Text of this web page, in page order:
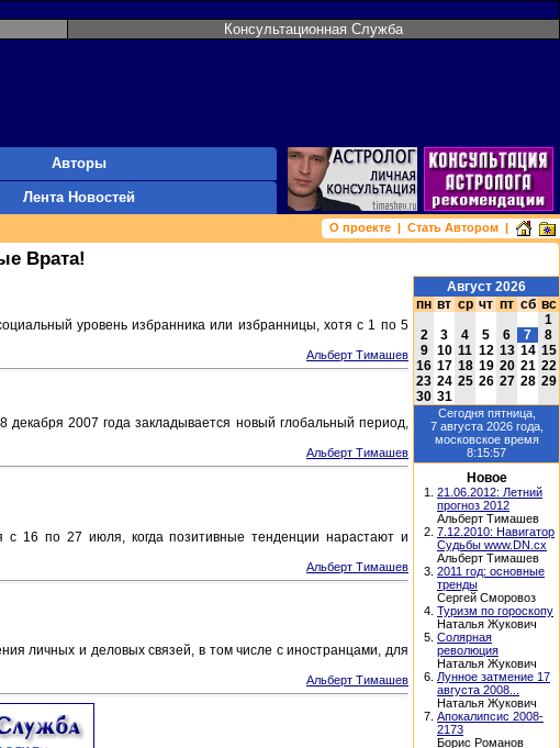
Консультационная Служба
Авторы
Лента Новостей
О проекте | Стать Автором |
Врата!
уровень избранника или избранницы, хотя с 1 по 5
Альберт Тимашев
2007 года закладывается новый глобальный период,
Альберт Тимашев
16 по 27 июля, когда позитивные тенденции нарастают и
Альберт Тимашев
личных и деловых связей, в том числе с иностранцами, для
Альберт Тимашев
Август 2026
пн вт ср чт пт сб вс
1
2
3 4 5 6 7
8
9
10 11 12 13 14 15
16 17 18 19 20 21 22
23 24 25 26 27 28 29
30 31
Сегодня пятница,
7 августа 2026года,
московское время
8:15:57
Новое
1. 21.06.2012: Летний
прогноз 2012
Альберт Тимашев
2. 7.12.2010: Навигатор
Судьбы www.DN.cx
Альберт Тимашев
3. 2011 год: основные
тренды
Сергей Сморовоз
4. Туризм по гороскопу
Наталья Жукович
5. Солярная
революция
Наталья Жукович
6. Лунное затмение 17
августа 2008...
Наталья Жукович
7. Апокалипсис 2008-
2173
Борис Романов